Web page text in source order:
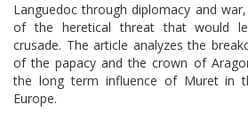
Languedoc through diplomacy and
of the heretical threat that would
crusade. The article analyzes the
of the papacy and the crown of
the long term influence of Muret in
Europe.